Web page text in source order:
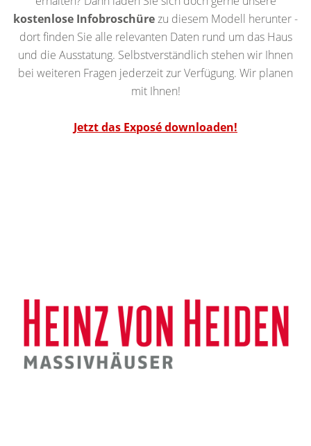
kostenlose Infobroschürezu diesem Modell herunter -
dort finden Sie alle relevanten Daten rund um das Haus
und die Ausstatung. Selbstverständlich stehen wir Ihnen
bei weiteren Fragen jederzeit zur Verfügung. Wir planen
mit Ihnen!
Jetzt das Exposé downloaden!